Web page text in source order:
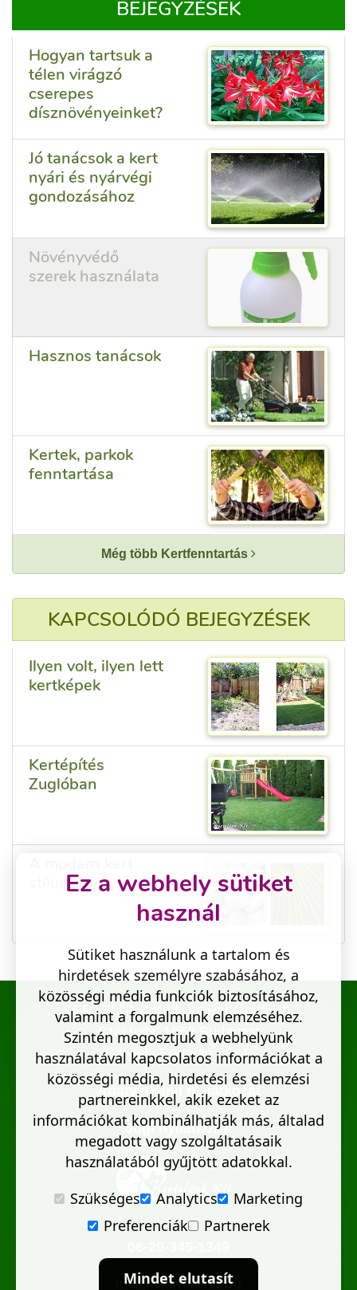
BEJEGYZÉSEK
Hogyan tartsuk a
télen virágzó
cserepes
dísznövényeinket?
Jó tanácsok a kert
nyári és nyárvégi
gondozásához
Növényvédő
szerek használata
Hasznos tanácsok
Kertek, parkok
fenntartása
Még több Kertfenntartás
KAPCSOLÓDÓ BEJEGYZÉSEK
Ilyen volt, ilyen lett
kertképek
Kertépítés
Zuglóban
stílusjegyei
KERTELÜNK Kert- és Parképítő Kft.
Székhely: 1062 Budapest
Székely Bertalan u. 14.
Adatvédelmi nyilatkozat
Jogi nyilatkozat
info@kertelunk.hu
Ez a webhely sütiket
használ
Sütiket használunk a tartalom és
hirdetések személyre szabásához, a
közösségi média funkciók biztosításához,
valamint a forgalmunk elemzéséhez.
Szintén megosztjuk a webhelyünk
használatával kapcsolatos információkat a
közösségi média, hirdetési és elemzési
partnereinkkel, akik ezeket az
információkat kombinálhatják más, általad
megadott vagy szolgáltatásaik
használatából gyűjtött adatokkal.
Szükséges
Analytics
Marketing
Preferenciák
Partnerek
Mindet elutasít